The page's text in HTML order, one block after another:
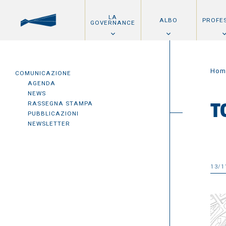
LA
GOVERNANCE ALBO
COMUNICAZIONE
AGENDA
NEWS
RASSEGNA STAMPA
PUBBLICAZIONI
NEWSLETTER
13/